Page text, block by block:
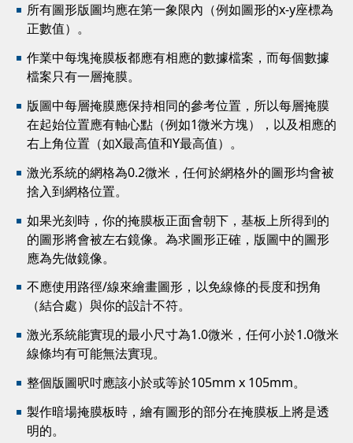
所有圖形版圖均應在第一象限內（例如圖形的x-y座標為
正數值）。
作業中每塊掩膜板都應有相應的數據檔案，而每個數據
檔案只有一層掩膜。
版圖中每層掩膜應保持相同的參考位置，所以每層掩膜
在起始位置應有軸心點（例如1微米方塊），以及相應的
右上角位置（如X最高值和Y最高值）。
激光系統的網格為0.2微米，任何於網格外的圖形均會被
捨入到網格位置。
如果光刻時，你的掩膜板正面會朝下，基板上所得到的
的圖形將會被左右鏡像。為求圖形正確，版圖中的圖形
應為先做鏡像。
不應使用路徑/線來繪畫圖形，以免線條的長度和拐角
（結合處）與你的設計不符。
激光系統能實現的最小尺寸為1.0微米，任何小於1.0微米
線條均有可能無法實現。
整個版圖呎吋應該小於或等於105mm x 105mm。
製作暗場掩膜板時，繪有圖形的部分在掩膜板上將是透
明的。